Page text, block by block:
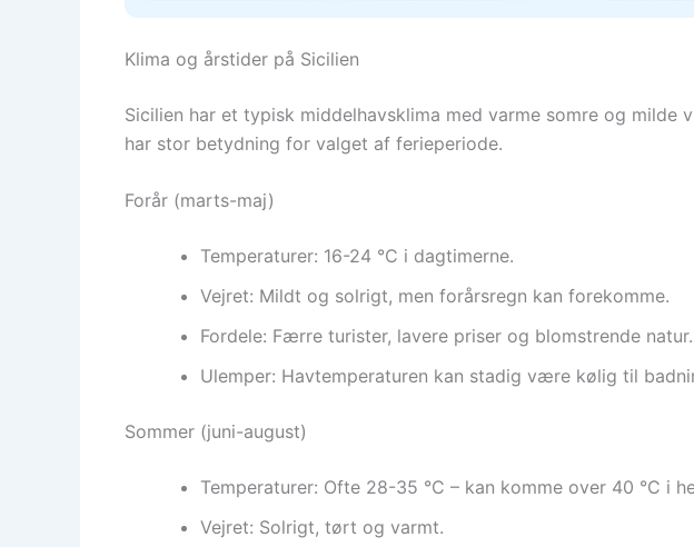
Klima og årstider på Sicilien
Sicilien har et typisk middelhavsklima med varme somre og
har stor betydning for valget af ferieperiode.
Forår (marts-maj)
Temperaturer: 16-24 °C i dagtimerne.
Vejret: Mildt og solrigt, men forårsregn kan forekomme.
Fordele: Færre turister, lavere priser og blomstrende natur.
Ulemper: Havtemperaturen kan stadig være kølig til
Sommer (juni-august)
Temperaturer: Ofte 28-35 °C – kan komme over 40 °C i
Vejret: Solrigt, tørt og varmt.